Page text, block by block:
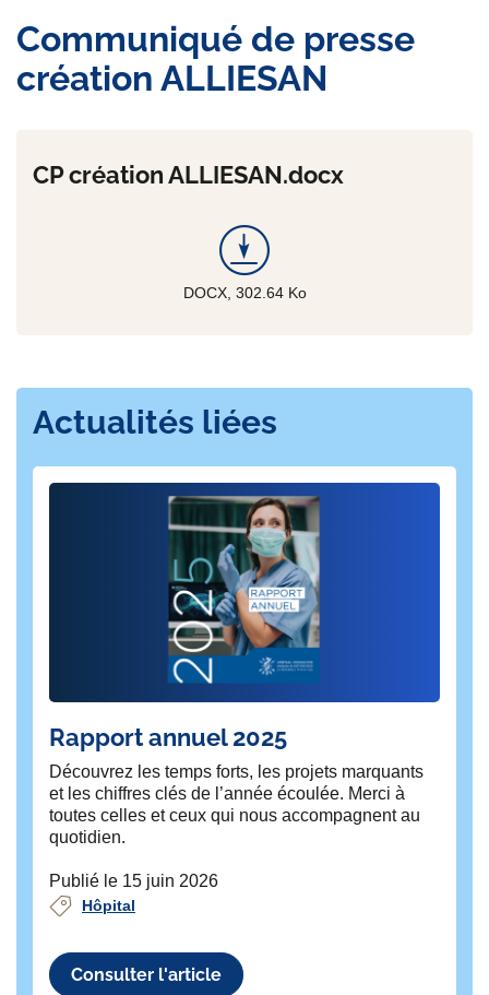
Communiqué de presse
création ALLIESAN
CP création ALLIESAN.docx
DOCX, 302.64Ko
Actualités liées
Rapport annuel 2025
Découvrez les temps forts, les projets marquants
et les chiffres clés de l’année écoulée. Merci à
toutes celles et ceux qui nous accompagnent au
quotidien.
Publié le 15 juin 2026
Hôpital
Consulter l'article